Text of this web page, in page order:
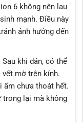
6 không nên lau
mạnh. Điều này
ảnh hưởng đến
Sau khi dán, có thể
mờ trên kính.
ẩm chưa thoát hết.
trong lại mà không